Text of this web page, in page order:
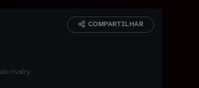
rivalry
COMPARTILHAR